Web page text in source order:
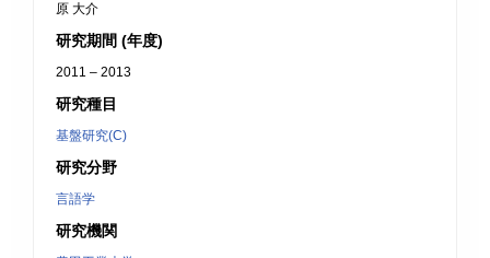
原 大介
研究期間 (年度)
2011 – 2013
研究種目
基盤研究(C)
研究分野
言語学
研究機関